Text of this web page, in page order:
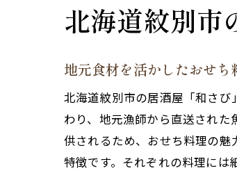
北海道紋別市
地元食材を活かしたおせち
北海道紋別市の居酒屋「和さ
わり、地元漁師から直送され
供されるため、おせち料理の
特徴です。それぞれの料理には